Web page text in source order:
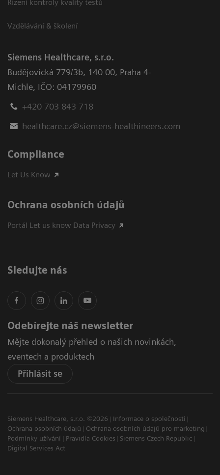
Řízení kontroly kvality testů
Vzdělávání & školení
Siemens Healthcare, s.r.o.
Budějovická 779/3b, 140 00, Praha 4-
Michle, IČO: 04179960
+420 703 843 718
healthcare.cz@siemens-healthineers.com
Compliance
Let Us Know
Ochrana osobních údajů
Portál Let us know Data Privacy
Sledujte nás
Odebírejte náš newsletter
Mějte dokonalý přehled o našich novinkách,
eventech a produktech
Přihlásit se
Siemens Healthcare, s.r.o. ©2026
Informace o společnosti
Ochrana osobních údajů
Ochrana osobních údajů pro marketing
Podmínky užívání
Pravidla Cookies
Siemens Czech Republic
Digital Services Act